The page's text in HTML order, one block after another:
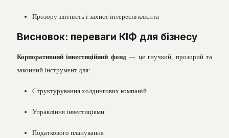
Прозору звітність і захист інтересів клієнта
Висновок: переваги КІФ для бізнесу
Корпоративний інвестиційний фонд— це гнучкий, прозорий та
законний інструмент для:
Структурування холдингових компаній
Управління інвестиціями
Податкового планування